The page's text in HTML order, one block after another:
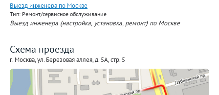
Выезд инженера по Москве
Тип: Ремонт/сервисное обслуживание
Выезд инженера (настройка, установка, ремонт) по Москве
Схема проезда
г. Москва, ул. Березовая аллея, д. 5А, стр. 5